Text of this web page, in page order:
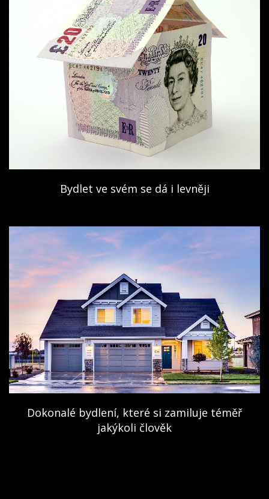
Bydlet ve svém se dá i levněji
Dokonalé bydlení, které si zamiluje téměř
jakýkoli člověk